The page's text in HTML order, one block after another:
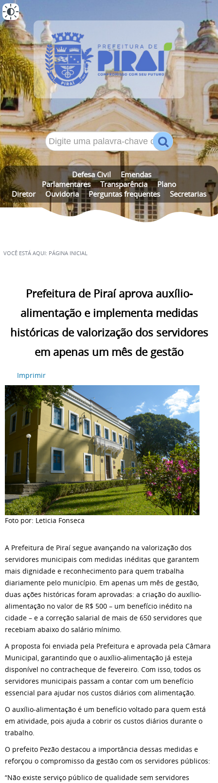
Defesa Civil
Emendas
Parlamentares
Transparência
Plano
Diretor
Ouvidoria Perguntas frequentes Secretarias
VOCÊ ESTÁ AQUI: PÁGINA INICIAL
Prefeitura de Piraí aprova auxílio-
alimentação e implementa medidas
históricas de valorização dos servidores
em apenas um mês de gestão
Imprimir
Foto por: Leticia Fonseca
A Prefeitura de Piraí segue avançando na valorização dos
servidores municipais com medidas inéditas que garantem
mais dignidade e reconhecimento para quem trabalha
diariamente pelo município. Em apenas um mês de gestão,
duas ações históricas foram aprovadas: a criação do auxílio-
alimentação no valor de R$ 500 – um benefício inédito na
cidade – e a correção salarial de mais de 650 servidores que
recebiam abaixo do salário mínimo.
A proposta foi enviada pela Prefeitura e aprovada pela Câmara
Municipal, garantindo que o auxílio-alimentação já esteja
disponível no contracheque de fevereiro. Com isso, todos os
servidores municipais passam a contar com um benefício
essencial para ajudar nos custos diários com alimentação.
O auxílio-alimentação é um benefício voltado para quem está
em atividade, pois ajuda a cobrir os custos diários durante o
trabalho.
O prefeito Pezão destacou a importância dessas medidas e
reforçou o compromisso da gestão com os servidores públicos:
“Não existe serviço público de qualidade sem servidores